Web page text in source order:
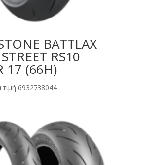
BATTLAX
RS10
17 (66H)
τιμή 6932738044